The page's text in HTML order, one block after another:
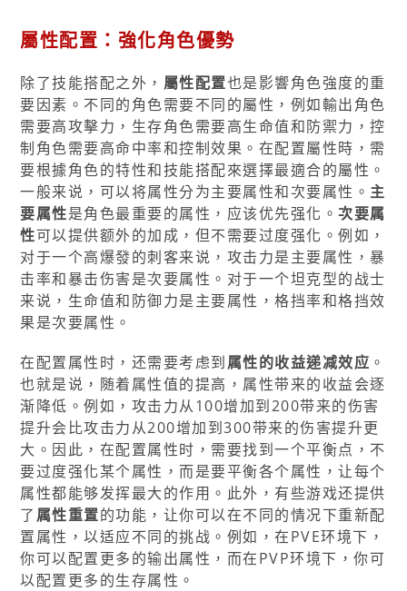
屬性配置：強化角色優勢
除了技能搭配之外， 屬性配置也是影響角色強度的重
要因素。不同的角色需要不同的屬性，例如輸出角色
需要高攻擊力，生存角色需要高生命值和防禦力，控
制角色需要高命中率和控制效果。在配置屬性時，需
要根據角色的特性和技能搭配來選擇最適合的屬性。
一般来说，可以将属性分为主要属性和次要属性。 主
要属性是角色最重要的属性，应该优先强化。次要属
性可以提供额外的加成，但不需要过度强化。例如，
对于一个高爆發的刺客来说，攻击力是主要属性，暴
击率和暴击伤害是次要属性。对于一个坦克型的战士
来说，生命值和防御力是主要属性，格挡率和格挡效
果是次要属性。
在配置属性时，还需要考虑到属性的收益递减效应 。
也就是说，随着属性值的提高，属性带来的收益会逐
渐降低。例如，攻击力从100增加到200带来的伤害
提升会比攻击力从200增加到300带来的伤害提升更
大。因此，在配置属性时，需要找到一个平衡点，不
要过度强化某个属性，而是要平衡各个属性，让每个
属性都能够发挥最大的作用。此外，有些游戏还提供
了 属性重置的功能，让你可以在不同的情况下重新配
置属性，以适应不同的挑战。例如，在PVE环境下，
你可以配置更多的输出属性，而在PVP环境下，你可
以配置更多的生存属性。